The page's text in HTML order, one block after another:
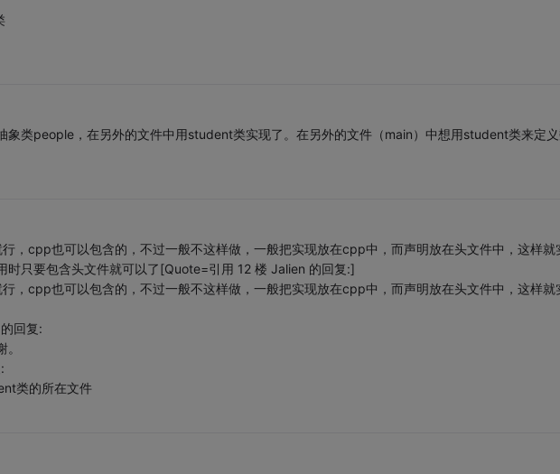
象类people，在另外的文件中用student类实现了。在另外的文件（main）中想用student类来定
，cpp也可以包含的，不过一般不这样做，一般把实现放在cpp中，而声明放在头文件中，这样就
时只要包含头文件就可以了[Quote=引用 12 楼 Jalien 的回复:]
，cpp也可以包含的，不过一般不这样做，一般把实现放在cpp中，而声明放在头文件中，这样就
回复:
类的所在文件